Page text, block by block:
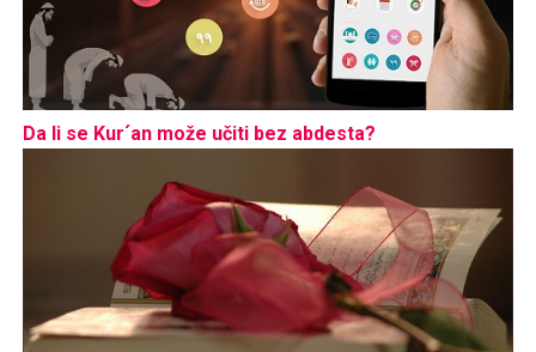
Da li se Kur´an može učiti bez abdesta?